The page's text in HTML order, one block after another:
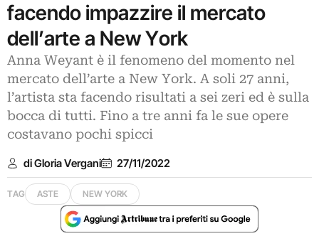
facendo impazzire il mercato
dell’arte a New York
Anna Weyant è il fenomeno del momento nel
mercato dell’arte a New York. A soli 27 anni,
l’artista sta facendo risultati a sei zeri ed è sulla
bocca di tutti. Fino a tre anni fa le sue opere
costavano pochi spicci
di Gloria Vergani 27/11/2022
TAG ASTE NEW YORK